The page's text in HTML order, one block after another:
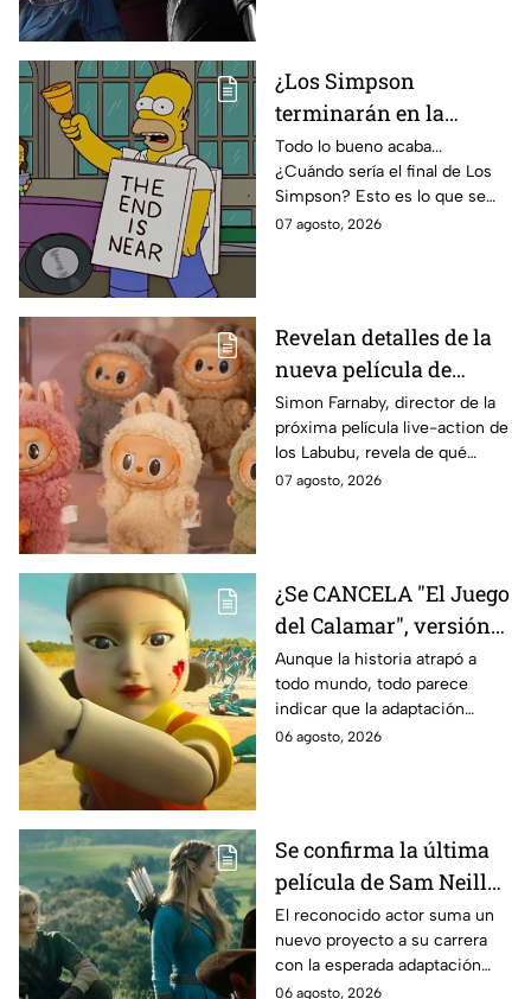
¿Los Simpson
terminarán en la
temporada 40? Actriz
de Bart Simpson da
IMPACTANTE
declaración
Todo lo bueno acaba...
¿Cuándo sería el final de Los
Simpson? Esto es lo que se
sabe:
07 agosto, 2026
Revelan detalles de la
nueva película de
Labubu: de qué tratará
y cuándo se estrena
Simon Farnaby, director de la
próxima película live-action de
los Labubu, revela de qué
tratará la cinta. Aquí te
07 agosto, 2026
¿Se CANCELA "El Juego
del Calamar", versión
Estados Unidos? Esto
es lo que se sabe al
momento
Aunque la historia atrapó a
todo mundo, todo parece
indicar que la adaptación
podría ser cancelada:
06 agosto, 2026
Se confirma la última
película de Sam Neill
antes de morir: esto es
lo que se sabe hasta
ahora
El reconocido actor suma un
nuevo proyecto a su carrera
con la esperada adaptación
cinematográfica del popular
06 agosto, 2026